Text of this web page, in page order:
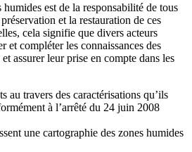
humides est de la responsabilité de tous
et la restauration de ces
cela signifie que divers acteurs
et compléter les connaissances des
assurer leur prise en compte dans les
au travers des caractérisations qu’ils
à l’arrêté du 24 juin 2008
une cartographie des zones humides